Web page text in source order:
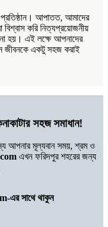
আপাতত, আমাদের
করি নিত্যপ্রয়োজনীয়
হয়। এই লক্ষে আপনাদের
জীবনকে একটু সহজ করাই
সহজ সমাধান!
আপনার মূল্যবান সময়, শ্রম ও
এখন ফরিদপুর শহরের জন্য
এর সাথে থাকুন